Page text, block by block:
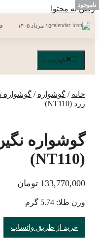
رفتن به محتوا
۱۵ مرداد ۱۴۰۵
فهرست
خانه / گوشواره / گوشواره
زرد (NT110)
گوشواره
(NT110)
133,770,000 تومان
وزن طلا: 5.74 گرم
خرید از طریق واتساپ
ناموجود